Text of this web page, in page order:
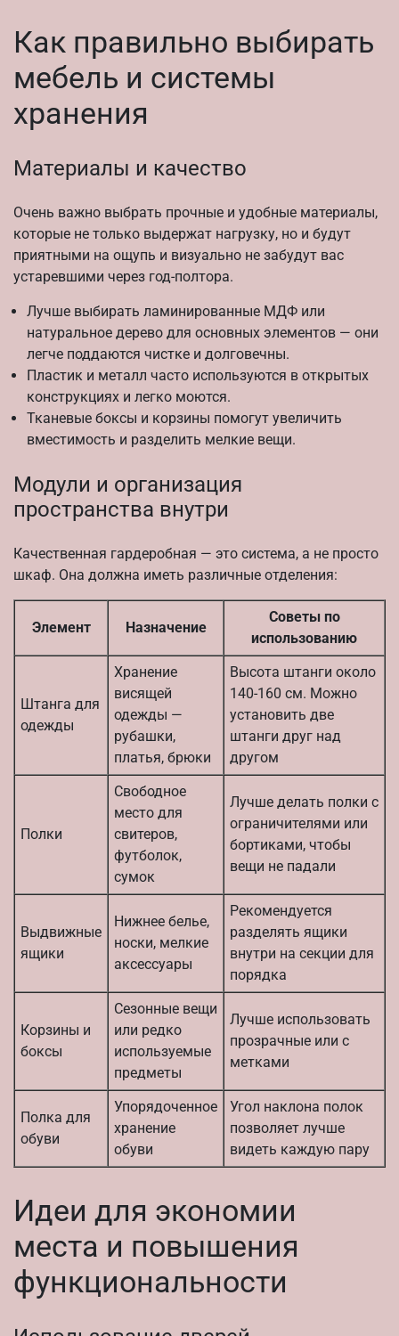
Как правильно выбирать
мебель и системы
хранения
Материалы и качество
Очень важно выбрать прочные и удобные материалы,
которые не только выдержат нагрузку, но и будут
приятными на ощупь и визуально не забудут вас
устаревшими через год-полтора.
Лучше выбирать ламинированные МДФ или
натуральное дерево для основных элементов — они
легче поддаются чистке и долговечны.
Пластик и металл часто используются в открытых
конструкциях и легко моются.
Тканевые боксы и корзины помогут увеличить
вместимость и разделить мелкие вещи.
Модули и организация
пространства внутри
Качественная гардеробная — это система, а не просто
шкаф. Она должна иметь различные отделения:
Элемент Назначение
Советы по
использованию
Штанга для
одежды
Хранение
висящей
одежды —
рубашки,
платья, брюки
Высота штанги около
140-160 см. Можно
установить две
штанги друг над
другом
Полки
Свободное
место для
свитеров,
футболок,
сумок
Лучше делать полки с
ограничителями или
бортиками, чтобы
вещи не падали
Выдвижные
ящики
Нижнее белье,
носки, мелкие
аксессуары
Рекомендуется
разделять ящики
внутри на секции для
порядка
Корзины и
боксы
Сезонные вещи
или редко
используемые
предметы
Лучше использовать
прозрачные или с
метками
Полка для
обуви
Упорядоченное
хранение
обуви
Угол наклона полок
позволяет лучше
видеть каждую пару
Идеи для экономии
места и повышения
функциональности